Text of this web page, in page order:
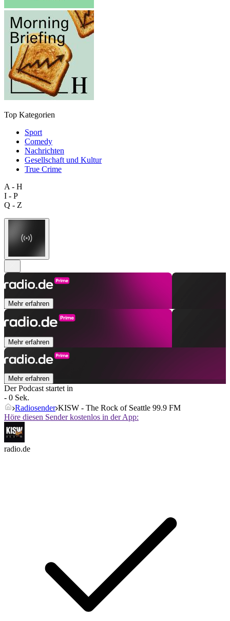
Top Kategorien
Sport
Comedy
Nachrichten
Gesellschaft und Kultur
True Crime
A - H
I - P
Q - Z
Mehr erfahren
Mehr erfahren
Mehr erfahren
Der Podcast startet in
- 0 Sek.
Radiosender KISW - The Rock of Seattle 99.9 FM
Höre diesen Sender kostenlos in der App:
radio.de